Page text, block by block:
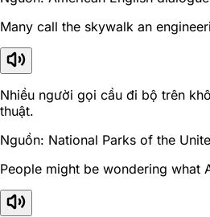
Many call the skywalk an
Nhiều người gọi cầu đi bộ trên
thuật.
Nguồn: National Parks of the
People might be wondering what